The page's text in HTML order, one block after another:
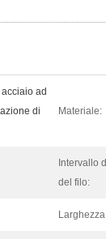
ad
di
Materiale:
Intervallo
del filo: